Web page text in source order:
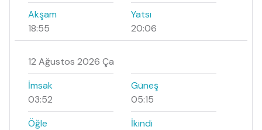
Akşam
18:55
Yatsı
20:06
12 Ağustos 2026 Ça
İmsak
03:52
Güneş
05:15
Öğle
İkindi